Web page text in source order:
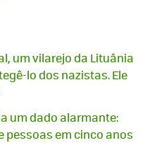
um vilarejo da Lituânia
lo dos nazistas. Ele
um dado alarmante:
pessoas em cinco anos